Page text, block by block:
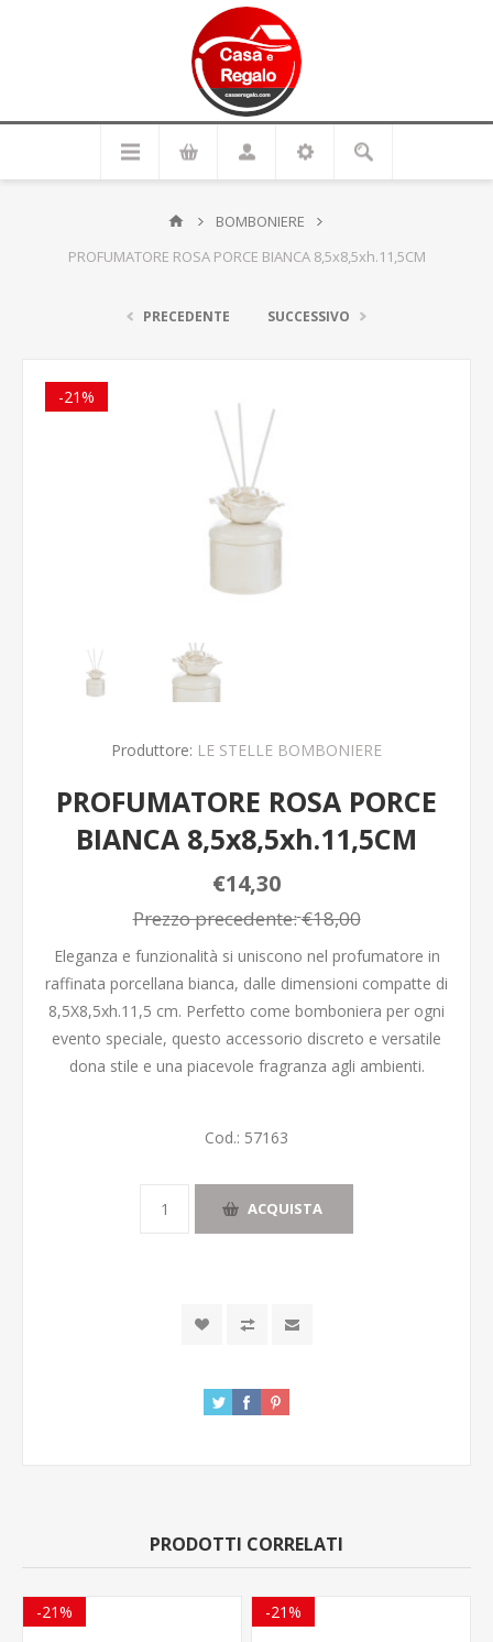
BOMBONIERE
PROFUMATORE ROSA PORCE BIANCA 8,5x8,5xh.11,5CM
PRECEDENTE SUCCESSIVO
-21%
Produttore: LE STELLE BOMBONIERE
PROFUMATORE ROSA PORCE
BIANCA 8,5x8,5xh.11,5CM
€14,30
Prezzo precedente:€18,00
Eleganza e funzionalità si uniscono nel profumatore in
raffinata porcellana bianca, dalle dimensioni compatte di
8,5X8,5xh.11,5 cm. Perfetto come bomboniera per ogni
evento speciale, questo accessorio discreto e versatile
dona stile e una piacevole fragranza agli ambienti.
Cod.: 57163
ACQUISTA
PRODOTTI CORRELATI
-21% -21%